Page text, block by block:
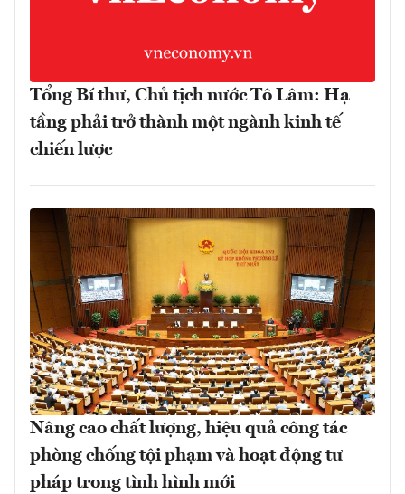
Tổng Bí thư, Chủ tịch nước Tô Lâm: Hạ
tầng phải trở thành một ngành kinh tế
chiến lược
Nâng cao chất lượng, hiệu quả công tác
phòng chống tội phạm và hoạt động tư
pháp trong tình hình mới